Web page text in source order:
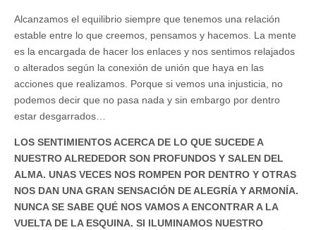
Alcanzamos el equilibrio siempre que tenemos una relación
estable entre lo que creemos, pensamos y hacemos. La mente
es la encargada de hacer los enlaces y nos sentimos relajados
o alterados según la conexión de unión que haya en las
acciones que realizamos. Porque si vemos una injusticia, no
podemos decir que no pasa nada y sin embargo por dentro
estar desgarrados…
LOS SENTIMIENTOS ACERCA DE LO QUE SUCEDE A
NUESTRO ALREDEDOR SON PROFUNDOS Y SALEN DEL
ALMA. UNAS VECES NOS ROMPEN POR DENTRO Y OTRAS
NOS DAN UNA GRAN SENSACIÓN DE ALEGRÍA Y ARMONÍA.
NUNCA SE SABE QUÉ NOS VAMOS A ENCONTRAR A LA
VUELTA DE LA ESQUINA. SI ILUMINAMOS NUESTRO